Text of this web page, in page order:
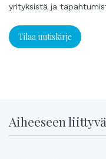
yrityksistä ja
Tilaa uutiskirje
Aiheeseen